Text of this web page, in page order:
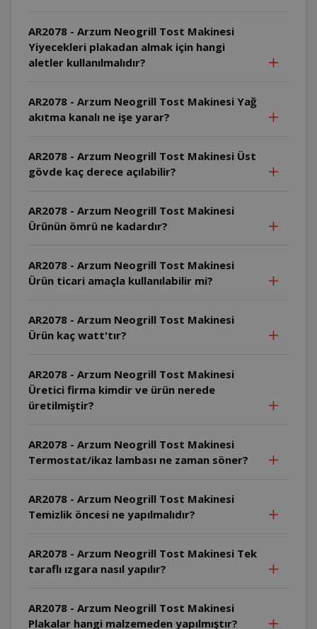
AR2078 - Arzum Neogrill Tost Makinesi
Yiyecekleri plakadan almak için hangi
aletler kullanılmalıdır?
AR2078 - Arzum Neogrill Tost Makinesi Yağ
akıtma kanalı ne işe yarar?
AR2078 - Arzum Neogrill Tost Makinesi Üst
gövde kaç derece açılabilir?
AR2078 - Arzum Neogrill Tost Makinesi
Ürünün ömrü ne kadardır?
AR2078 - Arzum Neogrill Tost Makinesi
Ürün ticari amaçla kullanılabilir mi?
AR2078 - Arzum Neogrill Tost Makinesi
Ürün kaç watt'tır?
AR2078 - Arzum Neogrill Tost Makinesi
Üretici firma kimdir ve ürün nerede
üretilmiştir?
AR2078 - Arzum Neogrill Tost Makinesi
Termostat/ikaz lambası ne zaman söner?
AR2078 - Arzum Neogrill Tost Makinesi
Temizlik öncesi ne yapılmalıdır?
AR2078 - Arzum Neogrill Tost Makinesi Tek
taraflı ızgara nasıl yapılır?
AR2078 - Arzum Neogrill Tost Makinesi
Plakalar hangi malzemeden yapılmıştır?